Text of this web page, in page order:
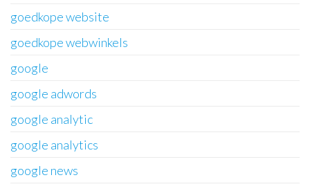
goedkope website
goedkope webwinkels
google
google adwords
google analytic
google analytics
google news